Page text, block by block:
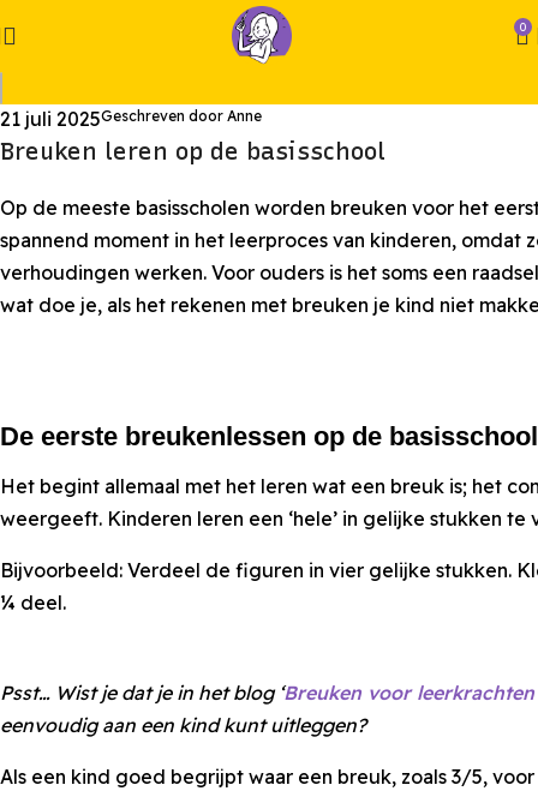
0
21 juli 2025Geschreven door Anne
Breuken leren op de basisschool
Op de meeste basisscholen worden breuken voor het
spannend moment in het leerproces van kinderen, omdat
verhoudingen werken. Voor ouders is het soms een
wat doe je, als het rekenen met breuken je kind niet
De eerste breukenlessen op de
Het begint allemaal met het leren wat een breuk is; het
weergeeft. Kinderen leren een ‘hele’ in gelijke stukken te
Bijvoorbeeld: Verdeel de figuren in vier gelijke stukken.
¼ deel.
Psst… Wist je dat je in het blog ‘Breuken voor
eenvoudig aan een kind kunt uitleggen?
Als een kind goed begrijpt waar een breuk, zoals 3/5,